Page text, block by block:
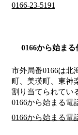
0166-23-5191
0166から始ま
市外局番0166は北
町、美瑛町、東神
割り当てられてい
0166から始まる電
0166から始まる電